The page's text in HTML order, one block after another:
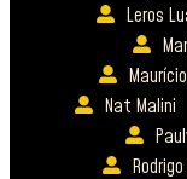
Leros
Nat Malini